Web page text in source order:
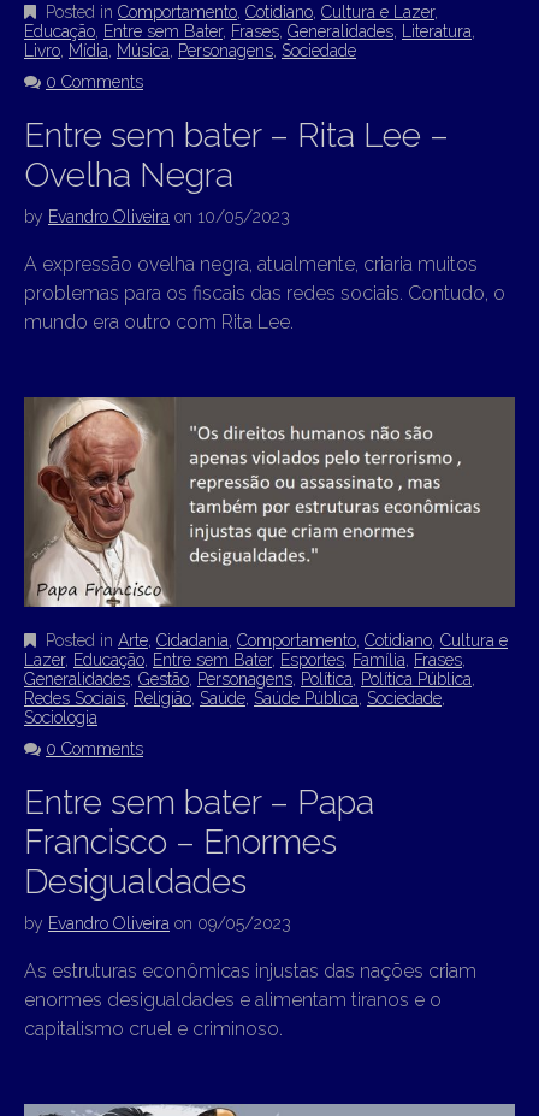
Posted in Comportamento Cotidiano Cultura e Lazer,
Educação Entre sem Bater, Frases Generalidades Literatura
Livro Mídia Música Personagens Sociedade
0 Comments
Entre sem bater – Rita Lee –
Ovelha Negra
by Evandro Oliveira on 10/05/2023
A expressão ovelha negra, atualmente, criaria muitos
problemas para os fiscais das redes sociais. Contudo, o
mundo era outro com Rita Lee.
Posted in Arte, Cidadania, Comportamento, Cotidiano, Cultura e
Lazer, Educação, Entre sem Bater, Esportes, Família, Frases,
Generalidades, Gestão, Personagens, Política, Política Pública,
Redes Sociais, Religião, Saúde, Saúde Pública, Sociedade,
Sociologia
0 Comments
Entre sem bater – Papa
Francisco – Enormes
Desigualdades
by Evandro Oliveira on 09/05/2023
As estruturas econômicas injustas das nações criam
enormes desigualdades e alimentam tiranos e o
capitalismo cruel e criminoso.